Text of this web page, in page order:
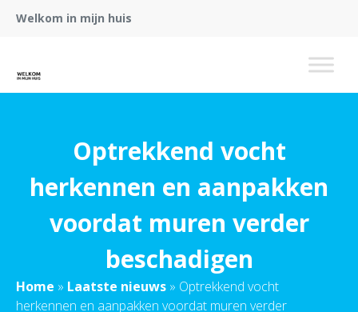
Welkom in mijn huis
Optrekkend vocht
herkennen en aanpakken
voordat muren verder
beschadigen
Home » Laatste nieuws » Optrekkend vocht
herkennen en aanpakken voordat muren verder